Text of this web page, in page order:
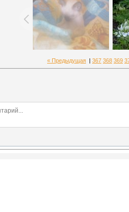
« Предыдущая 367 368 369